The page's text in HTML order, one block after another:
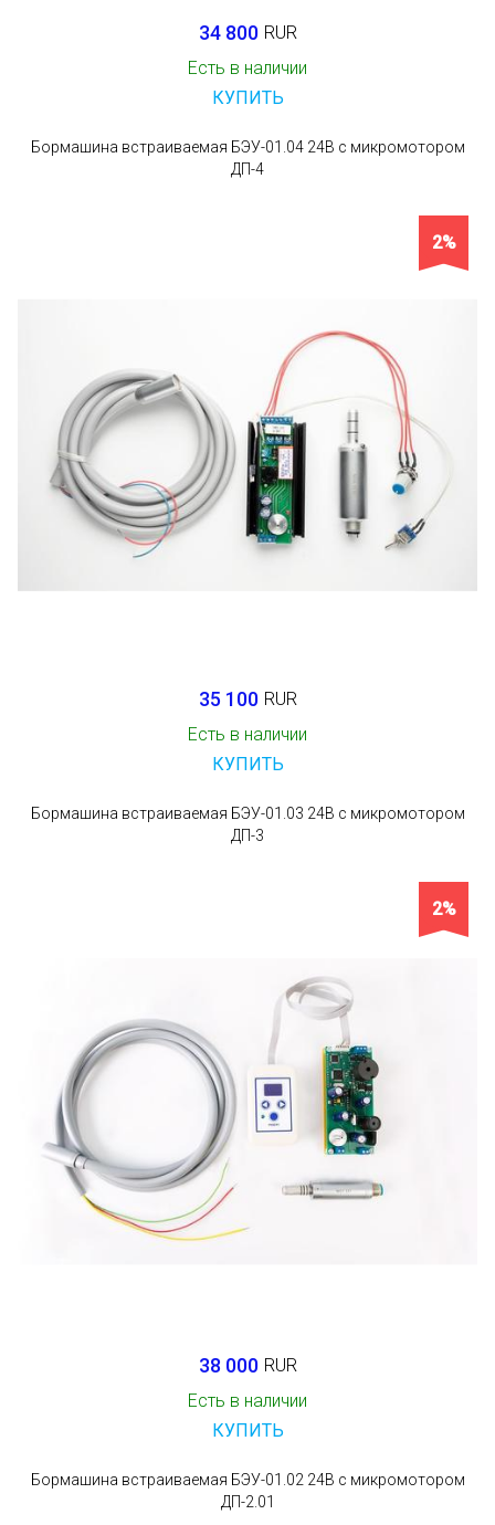
34 800 RUR
Есть в наличии
КУПИТЬ
Бормашина встраиваемая БЭУ-01.04 24В с микромотором
ДП-4
2%
35 100 RUR
Есть в наличии
КУПИТЬ
Бормашина встраиваемая БЭУ-01.03 24В с микромотором
ДП-3
2%
38 000 RUR
Есть в наличии
КУПИТЬ
Бормашина встраиваемая БЭУ-01.02 24В с микромотором
ДП-2.01